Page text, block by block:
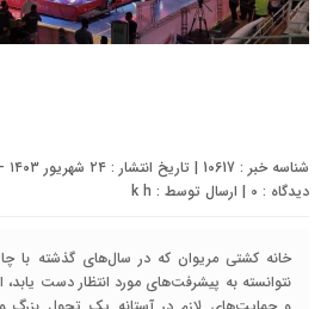
دیدگاه : 0 | ارسال توسط : k h
خانه کشتی مریوان که در سال‌های گذشته با
نتوانسته به پیشرفت‌های مورد انتظار دست یابد،